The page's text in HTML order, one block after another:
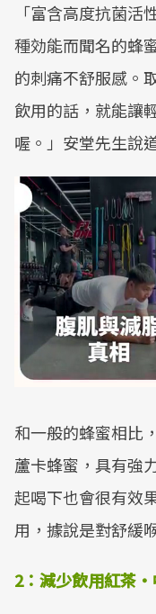
「富含高度抗菌
種効能而聞名的蜂
的刺痛不舒服感。
飲用的話，就能讓
喔。」安堂先生說
和一般的蜂蜜相比
蘆卡蜂蜜，具有強
起喝下也會很有效
用，據說是對舒緩
2：減少飲用紅茶